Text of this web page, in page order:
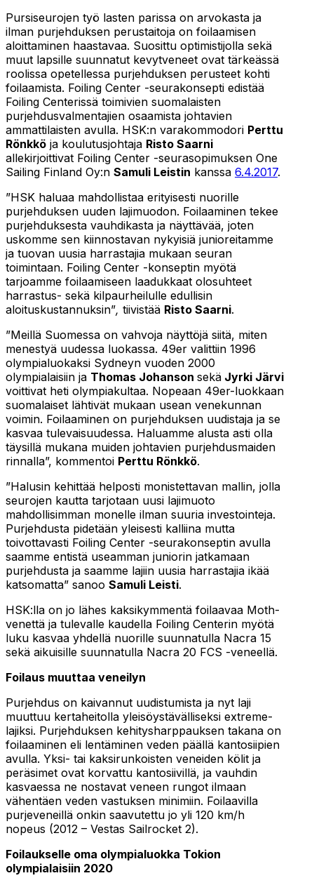
Pursiseurojen työ lasten parissa on arvokasta ja
ilman purjehduksen perustaitoja on foilaamisen
aloittaminen haastavaa. Suosittu optimistijolla sekä
muut lapsille suunnatut kevytveneet ovat tärkeässä
roolissa opetellessa purjehduksen perusteet kohti
foilaamista. Foiling Center -seurakonsepti edistää
Foiling Centerissä toimivien suomalaisten
purjehdusvalmentajien osaamista johtavien
ammattilaisten avulla. HSK:n varakommodori Perttu
Rönkkö ja koulutusjohtaja Risto Saarni
allekirjoittivat Foiling Center -seurasopimuksen One
Sailing Finland Oy:n Samuli Leistin kanssa 6.4.2017.
”HSK haluaa mahdollistaa erityisesti nuorille
purjehduksen uuden lajimuodon. Foilaaminen tekee
purjehduksesta vauhdikasta ja näyttävää, joten
uskomme sen kiinnostavan nykyisiä junioreitamme
ja tuovan uusia harrastajia mukaan seuran
toimintaan. Foiling Center -konseptin myötä
tarjoamme foilaamiseen laadukkaat olosuhteet
harrastus- sekä kilpaurheilulle edullisin
aloituskustannuksin”, tiivistää Risto Saarni.
”Meillä Suomessa on vahvoja näyttöjä siitä, miten
menestyä uudessa luokassa. 49er valittiin 1996
olympialuokaksi Sydneyn vuoden 2000
olympialaisiin ja Thomas Johanson sekä Jyrki Järvi
voittivat heti olympiakultaa. Nopeaan 49er-luokkaan
suomalaiset lähtivät mukaan usean venekunnan
voimin. Foilaaminen on purjehduksen uudistaja ja se
kasvaa tulevaisuudessa. Haluamme alusta asti olla
täysillä mukana muiden johtavien purjehdusmaiden
rinnalla”, kommentoi Perttu Rönkkö.
”Halusin kehittää helposti monistettavan mallin, jolla
seurojen kautta tarjotaan uusi lajimuoto
mahdollisimman monelle ilman suuria investointeja.
Purjehdusta pidetään yleisesti kalliina mutta
toivottavasti Foiling Center -seurakonseptin avulla
saamme entistä useamman juniorin jatkamaan
purjehdusta ja saamme lajiin uusia harrastajia ikää
katsomatta” sanoo Samuli Leisti.
HSK:lla on jo lähes kaksikymmentä foilaavaa Moth-
venettä ja tulevalle kaudella Foiling Centerin myötä
luku kasvaa yhdellä nuorille suunnatulla Nacra 15
sekä aikuisille suunnatulla Nacra 20 FCS -veneellä.
Foilaus muuttaa veneilyn
Purjehdus on kaivannut uudistumista ja nyt laji
muuttuu kertaheitolla yleisöystävälliseksi extreme-
lajiksi. Purjehduksen kehitysharppauksen takana on
foilaaminen eli lentäminen veden päällä kantosiipien
avulla. Yksi- tai kaksirunkoisten veneiden kölit ja
peräsimet ovat korvattu kantosiivillä, ja vauhdin
kasvaessa ne nostavat veneen rungot ilmaan
vähentäen veden vastuksen minimiin. Foilaavilla
purjeveneillä onkin saavutettu jo yli 120 km/h
nopeus (2012 – Vestas Sailrocket 2).
Foilaukselle oma olympialuokka Tokion
olympialaisiin 2020